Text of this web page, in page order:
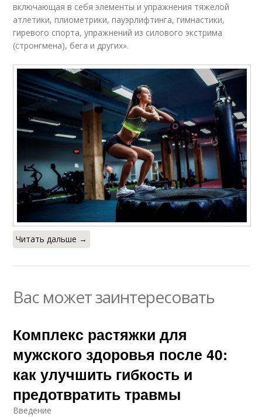
включающая в себя элементы и упражнения тяжелой
атлетики, плиометрики, пауэрлифтинга, гимнастики,
гиревого спорта, упражнений из силового экстрима
(стронгмена), бега и других».
Читать дальше →
Вас может заинтересовать
Комплекс растяжки для
мужского здоровья после 40:
как улучшить гибкость и
предотвратить травмы
Введение